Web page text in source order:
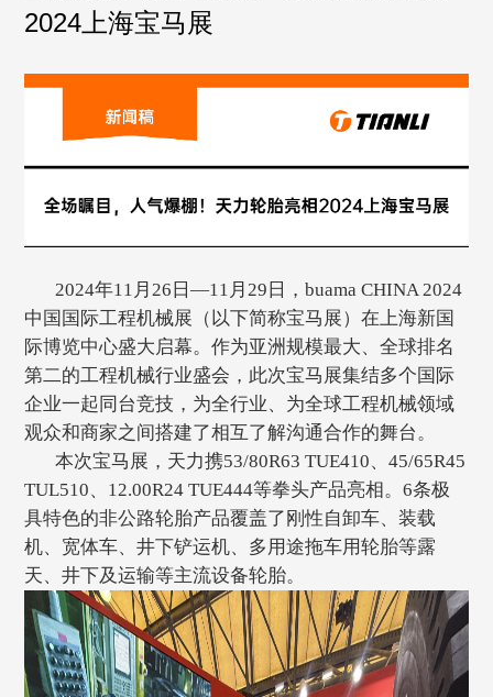
2024上海宝马展
2024年11月26日—11月29日，buama CHINA 2024
中国国际工程机械展（以下简称宝马展）在上海新国
际博览中心盛大启幕。作为亚洲规模最大、全球排名
第二的工程机械行业盛会，此次宝马展集结多个国际
企业一起同台竞技，为全行业、为全球工程机械领域
观众和商家之间搭建了相互了解沟通合作的舞台。
本次宝马展，天力携53/80R63 TUE410、45/65R45
TUL510、12.00R24 TUE444等拳头产品亮相。6条极
具特色的非公路轮胎产品覆盖了刚性自卸车、装载
机、宽体车、井下铲运机、多用途拖车用轮胎等露
天、井下及运输等主流设备轮胎。